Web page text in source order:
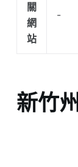
關
網
站
-
新竹